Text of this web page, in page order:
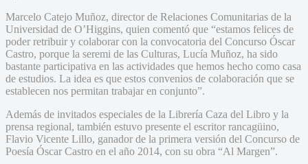
Marcelo Catejo Muñoz, director de Relaciones Comunitarias de la
Universidad de O’Higgins, quien comentó que “estamos felices de
poder retribuir y colaborar con la convocatoria del Concurso Óscar
Castro, porque la seremi de las Culturas, Lucía Muñoz, ha sido
bastante participativa en las actividades que hemos hecho como casa
de estudios. La idea es que estos convenios de colaboración que se
establecen nos permitan trabajar en conjunto”.
Además de invitados especiales de la Librería Caza del Libro y la
prensa regional, también estuvo presente el escritor rancagüino,
Flavio Vicente Lillo, ganador de la primera versión del Concurso de
Poesía Óscar Castro en el año 2014, con su obra “Al Margen”.